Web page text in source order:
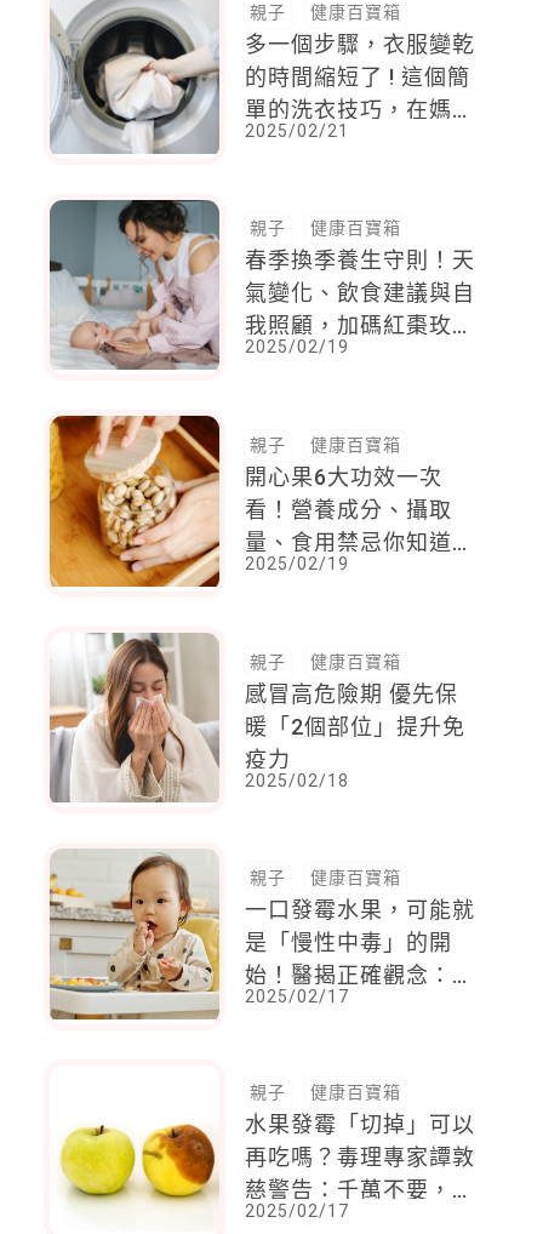
親子 健康百寶箱
多一個步驟，衣服變乾
的時間縮短了 ! 這個簡
單的洗衣技巧，在媽媽
圈火了，全網媽媽：寒
2025/02/21
親子 健康百寶箱
春季換季養生守則！天
氣變化、飲食建議與自
我照顧，加碼紅棗玫瑰
飲，滋養氣血，由內而
2025/02/19
親子 健康百寶箱
開心果6大功效一次
看！營養成分、攝取
量、食用禁忌你知道
嗎？吃太多恐怕有這個
2025/02/19
親子 健康百寶箱
感冒高危險期 優先保
暖「2個部位」提升免
疫力
2025/02/18
親子 健康百寶箱
一口發霉水果，可能就
是「慢性中毒」的開
始！醫揭正確觀念：有
發霉整顆丟、選完整無
2025/02/17
親子 健康百寶箱
水果發霉「切掉」可以
再吃嗎？毒理專家譚敦
慈警告：千萬不要，很
多有毒物質都是無色無
2025/02/17